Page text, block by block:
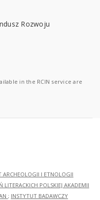
in the RCIN service are
ARCHEOLOGII I ETNOLOGII
LITERACKICH POLSKIEJ AKADEMII
; INSTYTUT BADAWCZY